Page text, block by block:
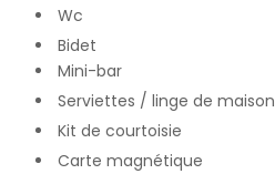
Wc
Bidet
Mini-bar
Serviettes / linge de maison
Kit de courtoisie
Carte magnétique